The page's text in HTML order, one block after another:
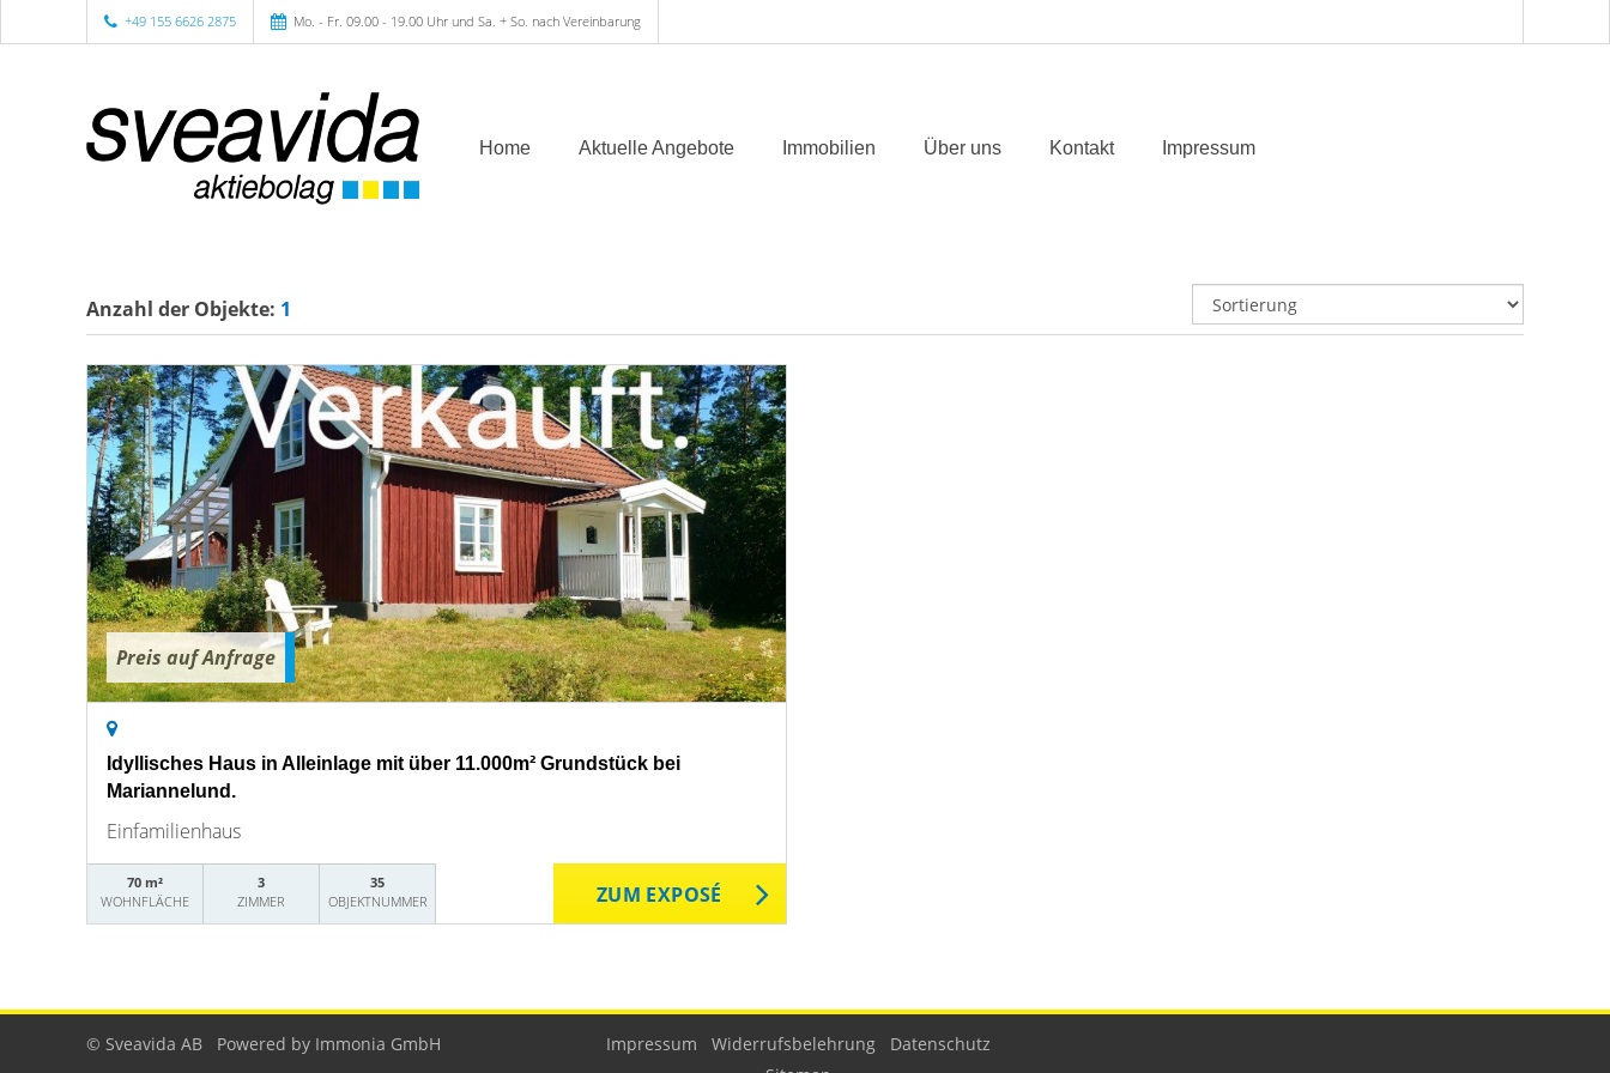
+49 155 6626 2875 Mo. - Fr. 09.00 - 19.00 Uhr und Sa. + So. nach Vereinbarung
Home Aktuelle Angebote Immobilien Über uns Kontakt Impressum
Anzahl der Objekte: 1
Preis auf Anfrage
Idyllisches Haus in Alleinlage mit über 11.000m² Grundstück bei
Mariannelund.
Einfamilienhaus
70 m²
WOHNFLÄCHE
3
ZIMMER
35
OBJEKTNUMMER
ZUM EXPOSÉ
© Sveavida AB Powered by Immonia GmbH Impressum Widerrufsbelehrung
Datenschutz